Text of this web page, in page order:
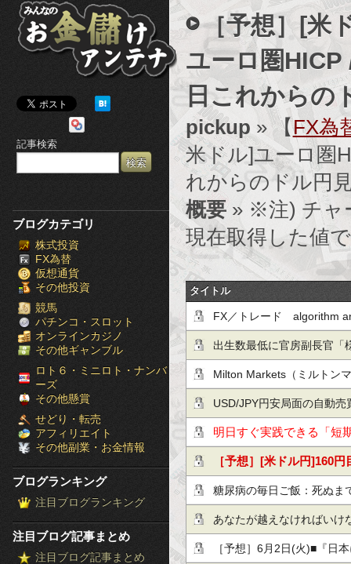
み
ん
な
の
お
金
儲
け
ア
ン
テ
ナ
［ブ
ロ
グ
ラ
ン
キ
ン
記事検索
ブログカテゴリ
株式投資
FX為替
仮想通貨
その他投資
競馬
パチンコ・スロット
オンラインカジノ
その他ギャンブル
ロト６・ミニロト・ナンバ
ーズ
その他懸賞
せどり・転売
アフィリエイト
その他副業・お金情報
ブログランキング
注目ブログランキング
注目ブログ記事まとめ
注目ブログ記事まとめ
［予想］[米
ユーロ圏
日これからの
pickup » 【FX為
米ドル]ユーロ圏
れからのドル円
概要» ※注) チャ
現在取得した値
タイトル
FX／トレード algorithm
(2026.6.4)
出生数最低に官房副長官「
めかかっていない」 若い
進を強調
Milton Markets（ミルトン
ャンペーン内容
USD/JPY円安局面の自動
急変動を避ける実践設計
明日すぐ実践できる「短
だけ公開！
［予想］[米ドル円]160
ユーロ圏HICP / [NZドル
今日これからのドル円見
糖尿病の毎日ご飯：死ぬま
（糖尿病44-47日目）
あなたが越えなければいけ
［予想］6月2日(火)■『日